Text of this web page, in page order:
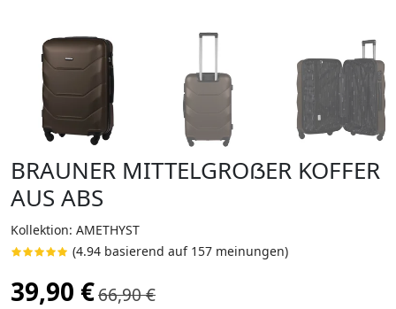
BRAUNER MITTELGROẞER KOFFER
AUS ABS
Kollektion: AMETHYST
(4.94 basierend auf 157 meinungen)
39,90 €66,90 €